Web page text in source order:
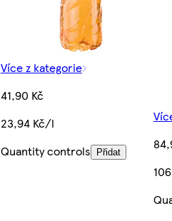
Více z kategorie
41,90 Kč
23,94 Kč/l
Quantity controls
Přidat